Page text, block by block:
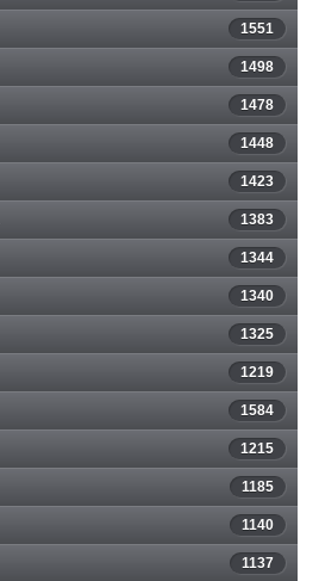
1551
1498
1478
1448
1423
1383
1344
1340
1325
1219
1584
1215
1185
1140
1137